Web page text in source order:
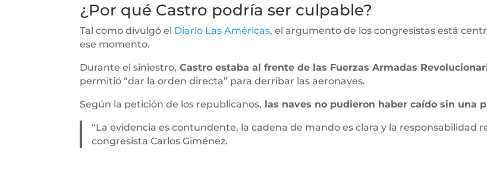
¿Por qué Castro podría ser culpable?
Tal como divulgó el Diario Las Américas, el argumento de los congresistas está
ese momento.
Durante el siniestro, Castro estaba al frente de las Fuerzas Armadas
permitió “dar la orden directa” para derribar las aeronaves.
Según la petición de los republicanos, las naves no pudieron haber caído sin una
“La evidencia es contundente, la cadena de mando es clara y la responsabilidad
congresista Carlos Giménez.